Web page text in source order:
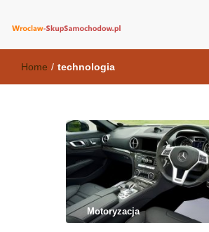
wroclaw-
Home / technologia
Motoryzacja